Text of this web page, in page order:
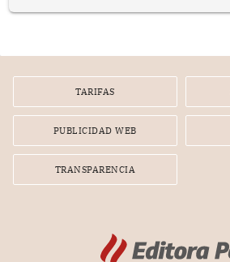
TARIFAS
PUBLICIDAD WEB
TRANSPARENCIA